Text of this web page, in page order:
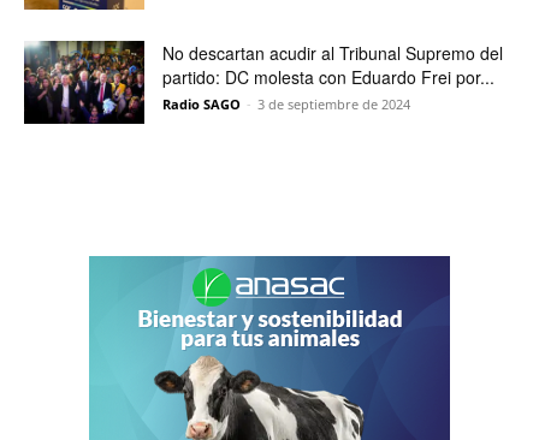
No descartan acudir al Tribunal Supremo del
partido: DC molesta con Eduardo Frei por...
Radio SAGO - 3 de septiembre de 2024